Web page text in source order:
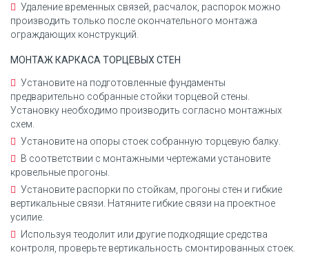
Удаление временных связей, расчалок, распорок можно
производить только после окончательного монтажа
ограждающих конструкций.
МОНТАЖ КАРКАСА ТОРЦЕВЫХ СТЕН
Установите на подготовленные фундаменты
предварительно собранные стойки торцевой стены.
Установку необходимо производить согласно монтажных
схем.
Установите на опоры стоек собранную торцевую балку.
В соответствии с монтажными чертежами установите
кровельные прогоны.
Установите распорки по стойкам, прогоны стен и гибкие
вертикальные связи. Натяните гибкие связи на проектное
усилие.
Используя теодолит или другие подходящие средства
контроля, проверьте вертикальность смонтированных стоек.